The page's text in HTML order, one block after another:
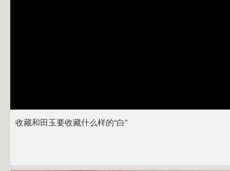
收藏和田玉要收藏什么样的“白”